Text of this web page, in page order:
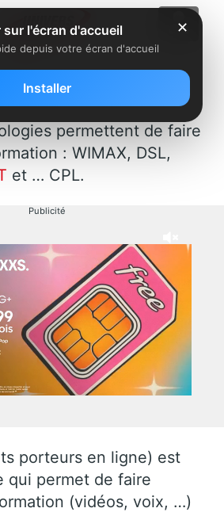
au courant
permettent de faire
: WIMAX, DSL,
et … CPL.
Publicité
porteurs en ligne) est
qui permet de faire
(vidéos, voix, …)
✕
sur l'écran d'accueil
depuis votre écran d'accueil
Installer